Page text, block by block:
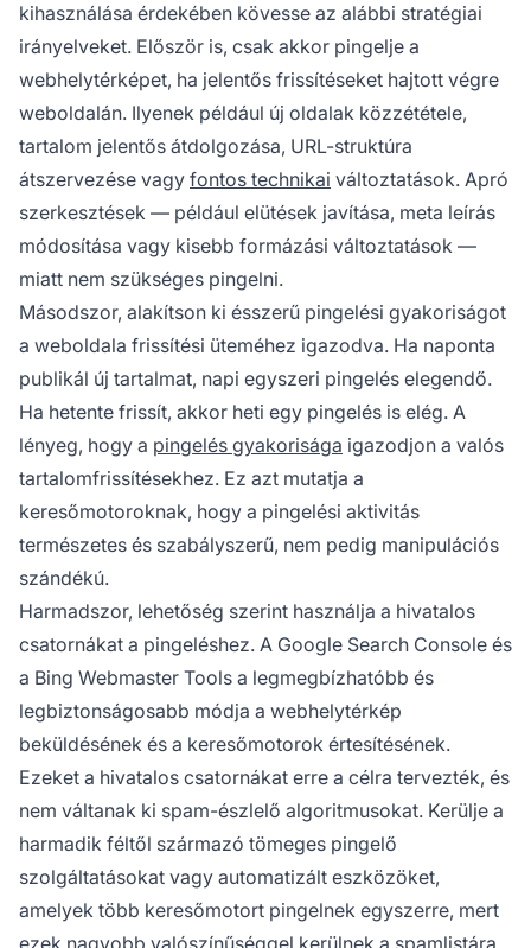
kihasználása érdekében kövesse az alábbi stratégiai
irányelveket. Először is, csak akkor pingelje a
webhelytérképet, ha jelentős frissítéseket hajtott végre
weboldalán. Ilyenek például új oldalak közzététele,
tartalom jelentős átdolgozása, URL-struktúra
átszervezése vagy fontos technikai változtatások. Apró
szerkesztések — például elütések javítása, meta leírás
módosítása vagy kisebb formázási változtatások —
miatt nem szükséges pingelni.
Másodszor, alakítson ki ésszerű pingelési gyakoriságot
a weboldala frissítési üteméhez igazodva. Ha naponta
publikál új tartalmat, napi egyszeri pingelés elegendő.
Ha hetente frissít, akkor heti egy pingelés is elég. A
lényeg, hogy a pingelés gyakorisága igazodjon a valós
tartalomfrissítésekhez. Ez azt mutatja a
keresőmotoroknak, hogy a pingelési aktivitás
természetes és szabályszerű, nem pedig manipulációs
szándékú.
Harmadszor, lehetőség szerint használja a hivatalos
csatornákat a pingeléshez. A Google Search Console és
a Bing Webmaster Tools a legmegbízhatóbb és
legbiztonságosabb módja a webhelytérkép
beküldésének és a keresőmotorok értesítésének.
Ezeket a hivatalos csatornákat erre a célra tervezték, és
nem váltanak ki spam-észlelő algoritmusokat. Kerülje a
harmadik féltől származó tömeges pingelő
szolgáltatásokat vagy automatizált eszközöket,
amelyek több keresőmotort pingelnek egyszerre, mert